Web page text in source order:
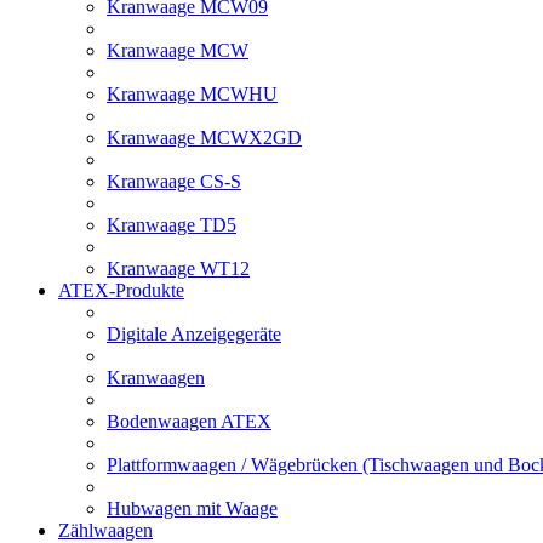
Kranwaage MCW09
Kranwaage MCW
Kranwaage MCWHU
Kranwaage MCWX2GD
Kranwaage CS-S
Kranwaage TD5
Kranwaage WT12
ATEX-Produkte
Digitale Anzeigegeräte
Kranwaagen
Bodenwaagen ATEX
Plattformwaagen / Wägebrücken (Tischwaagen und
Hubwagen mit Waage
Zählwaagen